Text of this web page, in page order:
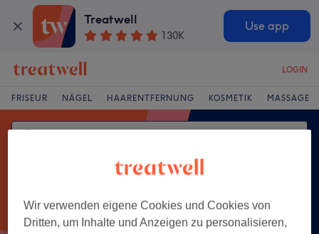
Treatwell
130K
Use app
LOGIN
FRISEUR NÄGEL HAARENTFERNUNG KOSMETIK MASSAGE
Wir verwenden eigene Cookies und Cookies von
Dritten, um Inhalte und Anzeigen zu personalisieren,